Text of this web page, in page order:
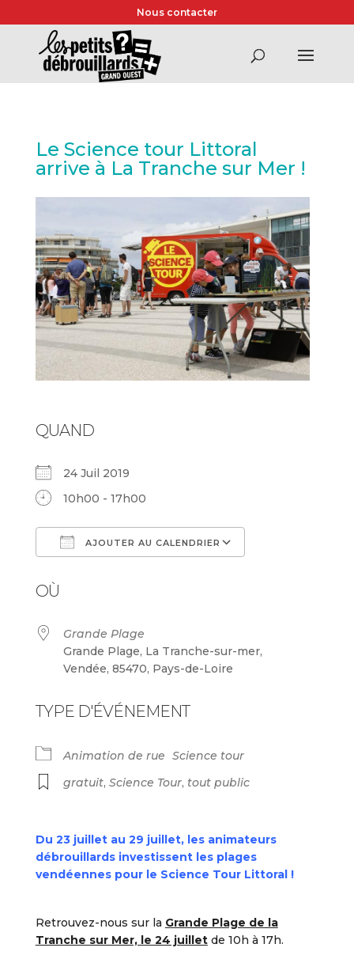
Nous contacter
Le Science tour Littoral
arrive à La Tranche sur Mer !
QUAND
24 Juil 2019
10h00 - 17h00
AJOUTER AU CALENDRIER
OÙ
Grande Plage
Grande Plage, La Tranche-sur-mer,
Vendée, 85470, Pays-de-Loire
TYPE D'ÉVÉNEMENT
Animation de rue Science tour
gratuit, Science Tour, tout public
Du 23 juillet au 29 juillet, les animateurs
débrouillards investissent les plages
vendéennes pour le Science Tour Littoral !
Retrouvez-nous sur la Grande Plage de la
Tranche sur Mer, le 24 juilletde 10h à 17h.